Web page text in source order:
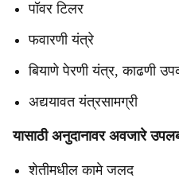
पॉवर टिलर
फवारणी यंत्रे
बियाणे पेरणी यंत्र, काढणी
अद्ययावत यंत्रसामग्री
यासाठी अनुदानावर अवजारे
शेतीमधील कामे जलद